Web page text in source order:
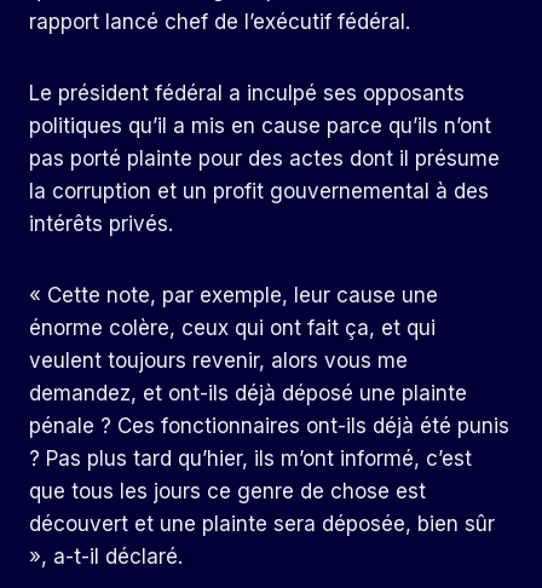
rapport lancé chef de l’exécutif fédéral.
Le président fédéral a inculpé ses opposants
politiques qu’il a mis en cause parce qu’ils n’ont
pas porté plainte pour des actes dont il présume
la corruption et un profit gouvernemental à des
intérêts privés.
« Cette note, par exemple, leur cause une
énorme colère, ceux qui ont fait ça, et qui
veulent toujours revenir, alors vous me
demandez, et ont-ils déjà déposé une plainte
pénale ? Ces fonctionnaires ont-ils déjà été punis
? Pas plus tard qu’hier, ils m’ont informé, c’est
que tous les jours ce genre de chose est
découvert et une plainte sera déposée, bien sûr
», a-t-il déclaré.